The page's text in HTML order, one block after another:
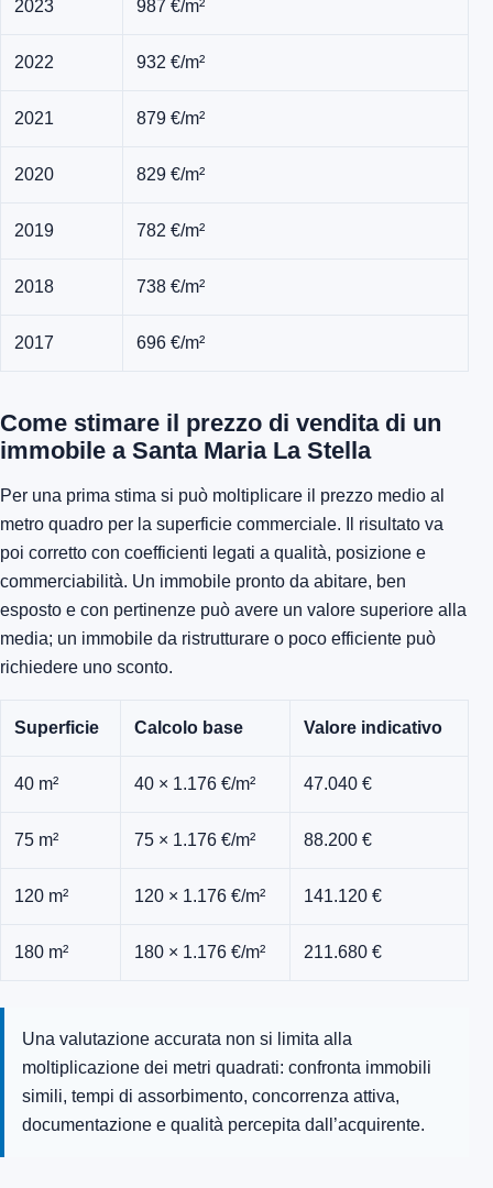
2023 987 €/m²
2022 932 €/m²
2021 879 €/m²
2020 829 €/m²
2019 782 €/m²
2018 738 €/m²
2017 696 €/m²
Come stimare il prezzo di vendita di un
immobile a Santa Maria La Stella
Per una prima stima si può moltiplicare il prezzo medio al
metro quadro per la superficie commerciale. Il risultato va
poi corretto con coefficienti legati a qualità, posizione e
commerciabilità. Un immobile pronto da abitare, ben
esposto e con pertinenze può avere un valore superiore alla
media; un immobile da ristrutturare o poco efficiente può
richiedere uno sconto.
Superficie Calcolo base Valore indicativo
40 m² 40 × 1.176 €/m² 47.040 €
75 m² 75 × 1.176 €/m² 88.200 €
120 m² 120 × 1.176 €/m² 141.120 €
180 m² 180 × 1.176 €/m² 211.680 €
Una valutazione accurata non si limita alla
moltiplicazione dei metri quadrati: confronta immobili
simili, tempi di assorbimento, concorrenza attiva,
documentazione e qualità percepita dall’acquirente.